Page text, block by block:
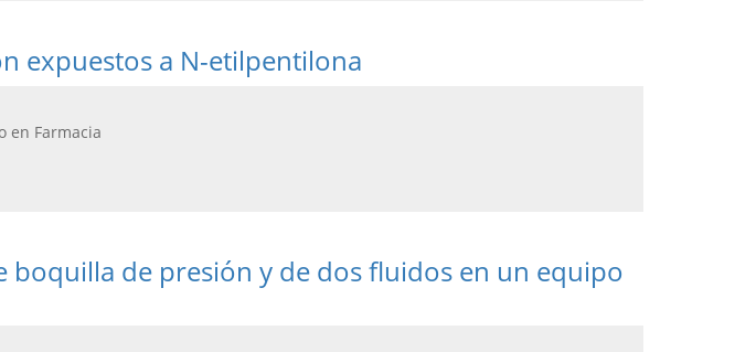
expuestos a N-etilpentilona
en Farmacia
boquilla de presión y de dos fluidos en un equipo